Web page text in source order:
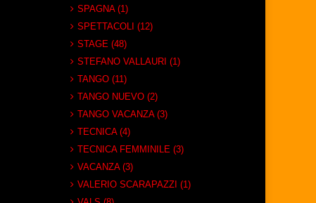
SPAGNA (1)
SPETTACOLI (12)
STAGE (48)
STEFANO VALLAURI (1)
TANGO (11)
TANGO NUEVO (2)
TANGO VACANZA (3)
TECNICA (4)
TECNICA FEMMINILE (3)
VACANZA (3)
VALERIO SCARAPAZZI (1)